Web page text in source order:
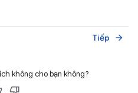
Tiếp arrow_forward
không cho bạn không?